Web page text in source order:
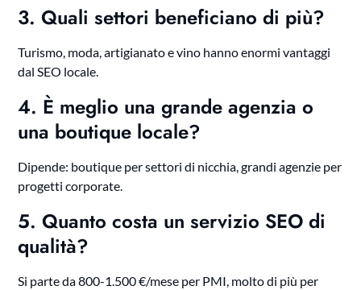
3. Quali settori beneficiano di più?
Turismo, moda, artigianato e vino hanno enormi vantaggi
dal SEO locale.
4. È meglio una grande agenzia o
una boutique locale?
Dipende: boutique per settori di nicchia, grandi agenzie per
progetti corporate.
5. Quanto costa un servizio SEO di
qualità?
Si parte da 800-1.500 €/mese per PMI, molto di più per